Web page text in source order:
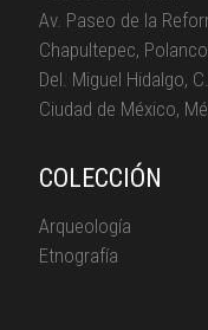
Av. Paseo de la
Chapultepec, Polanco.
Del. Miguel Hidalgo,
Ciudad de México,
COLECCIÓN
Arqueología
Etnografía